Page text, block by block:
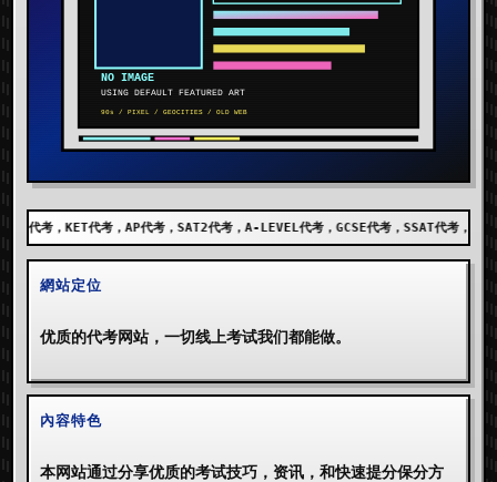
AP代考，SAT2代考，A-LEVEL代考，GCSE代考，SSAT代考，出国留学代考，
網站定位
优质的代考网站，一切线上考试我们都能做。
內容特色
本网站通过分享优质的考试技巧，资讯，和快速提分保分方